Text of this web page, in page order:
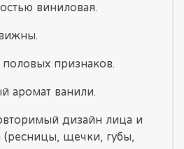
виниловая.
признаков.
аромат ванили.
дизайн лица и
(ресницы, щечки, губы,